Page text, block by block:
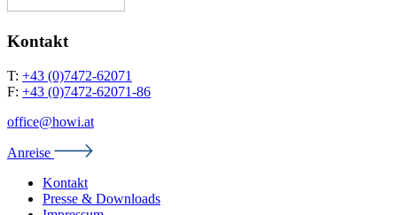
Kontakt
T: +43 (0)7472-62071
F: +43 (0)7472-62071-86
office@howi.at
Anreise
Kontakt
Presse & Downloads